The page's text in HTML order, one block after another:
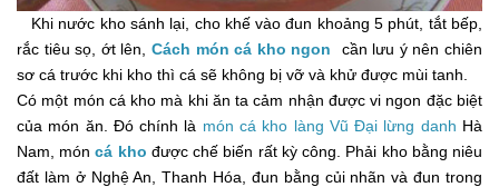
Khi nước kho sánh lại, cho khế vào đun khoảng 5 phút, tắt bếp,
rắc tiêu sọ, ớt lên,
Cách món cá kho ngon
cần lưu ý nên chiên
sơ cá trước khi kho thì cá sẽ không bị vỡ và khử được mùi tanh.
Có một món cá kho mà khi ăn ta cảm nhận được vi ngon đặc biệt
của món ăn. Đó chính là món cá kho làng Vũ Đại lừng danh Hà
Nam, móncá kho được chế biến rất kỳ công. Phải kho bằng niêu
đất làm ở Nghệ An, Thanh Hóa, đun bằng củi nhãn và đun trong